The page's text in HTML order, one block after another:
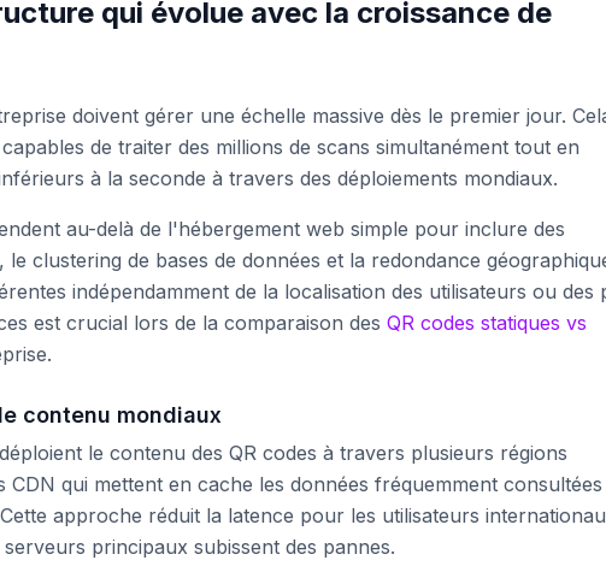
qui évolue avec la croissance de
doivent gérer une échelle massive dès le premier jour.
de traiter des millions de scans simultanément tout en
à la seconde à travers des déploiements mondiaux.
au-delà de l'hébergement web simple pour inclure des
clustering de bases de données et la redondance
indépendamment de la localisation des utilisateurs ou des
est crucial lors de la comparaison des QR codes statiques vs
contenu mondiaux
le contenu des QR codes à travers plusieurs régions
CDN qui mettent en cache les données fréquemment
approche réduit la latence pour les utilisateurs
principaux subissent des pannes.